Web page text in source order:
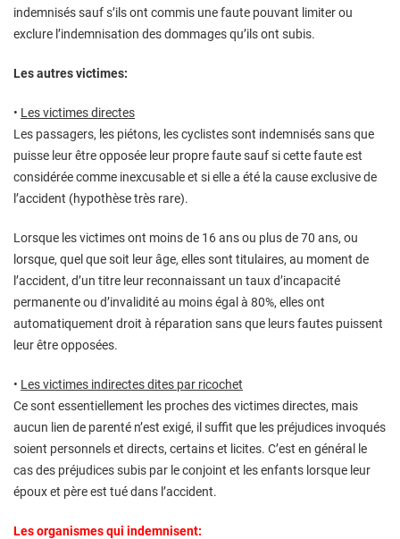
indemnisés sauf s’ils ont commis une faute pouvant limiter ou
exclure l’indemnisation des dommages qu’ils ont subis.
Les autres victimes:
• Les victimes directes
Les passagers, les piétons, les cyclistes sont indemnisés sans que
puisse leur être opposée leur propre faute sauf si cette faute est
considérée comme inexcusable et si elle a été la cause exclusive de
l’accident (hypothèse très rare).
Lorsque les victimes ont moins de 16 ans ou plus de 70 ans, ou
lorsque, quel que soit leur âge, elles sont titulaires, au moment de
l’accident, d’un titre leur reconnaissant un taux d’incapacité
permanente ou d’invalidité au moins égal à 80%, elles ont
automatiquement droit à réparation sans que leurs fautes puissent
leur être opposées.
• Les victimes indirectes dites par ricochet
Ce sont essentiellement les proches des victimes directes, mais
aucun lien de parenté n’est exigé, il suffit que les préjudices invoqués
soient personnels et directs, certains et licites. C’est en général le
cas des préjudices subis par le conjoint et les enfants lorsque leur
époux et père est tué dans l’accident.
Les organismes qui indemnisent: